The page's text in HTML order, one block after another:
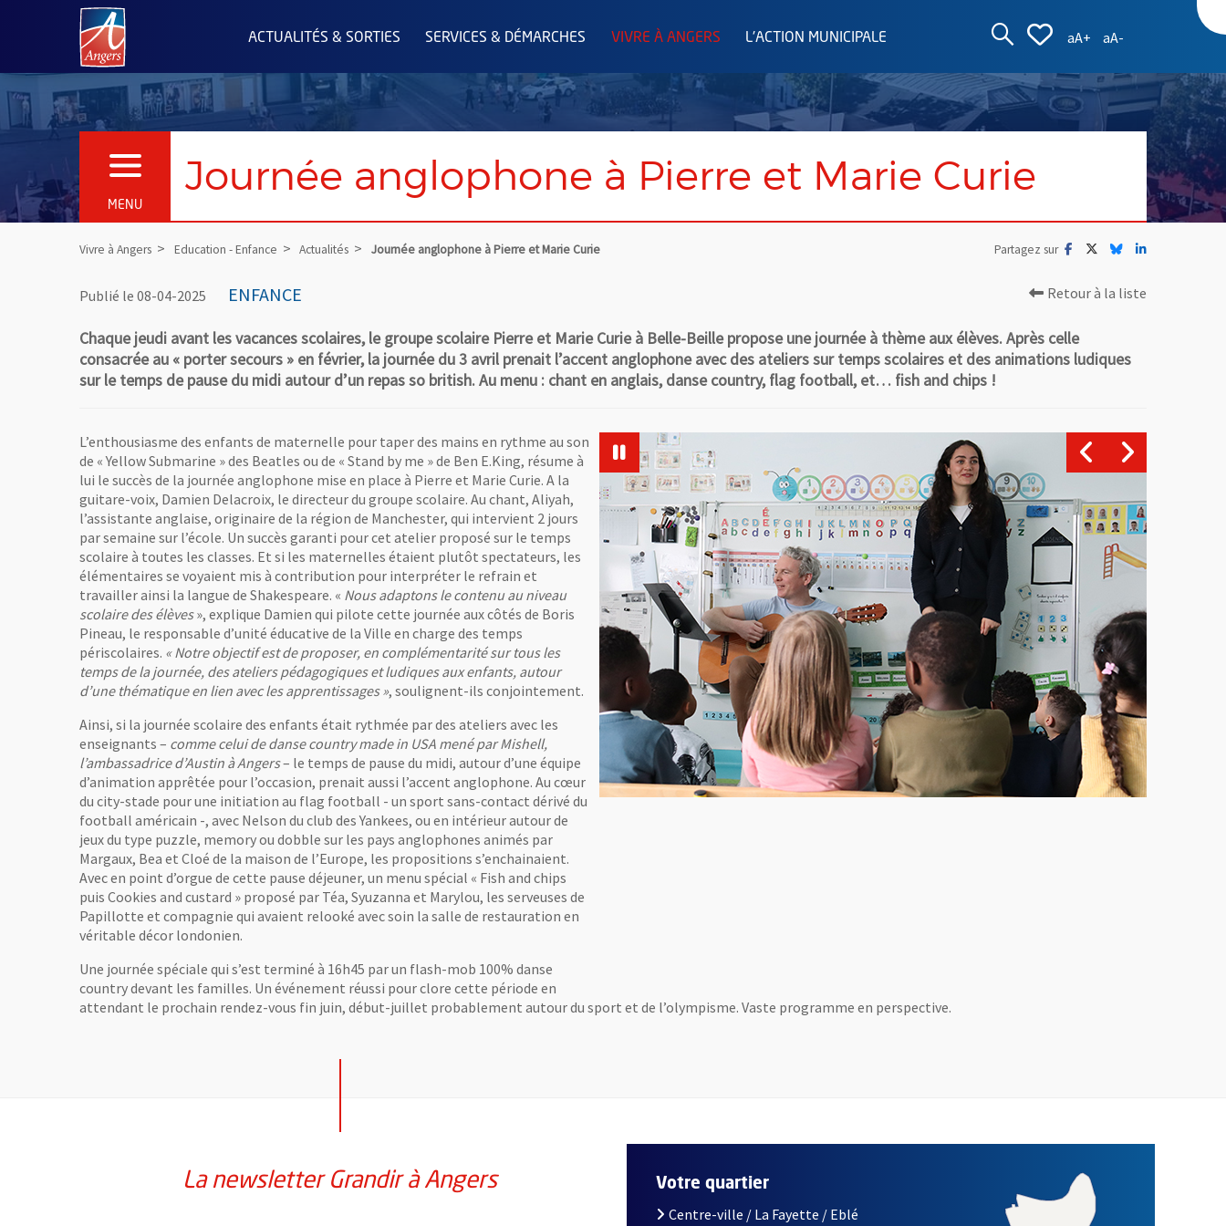
Angers.fr : Retour à l'accueil
ACTUALITÉS & SORTIES SERVICES & DÉMARCHES VIVRE À ANGERS L'ACTION MUNICIPALE AFFICHER LA
AFFICHER LA
aA+ Augmenter la taille
aA- Réduire la
MENU
OUVRIR LE MENU Journée anglophone à Pierre et Marie Curie
Vivre à Angers Education - Enfance Actualités Journée anglophone à Pierre et Marie Curie Partagez sur Facebook
, Ouvre une nouvelle fenêtre
Twitter
, Ouvre une nouvelle
Bluesky
, Ouvre une
LinkedIn
, Ouvre une
Publié le 08-04-2025 ENFANCE Retour à la liste
Chaque jeudi avant les vacances scolaires, le groupe scolaire Pierre et Marie Curie à Belle-Beille propose une journée à thème aux élèves. Après celle
consacrée au « porter secours » en février, la journée du 3 avril prenait l’accent anglophone avec des ateliers sur temps scolaires et des animations ludiques
sur le temps de pause du midi autour d’un repas so british. Au menu : chant en anglais, danse country, flag football, et… fish and chips !
L’enthousiasme des enfants de maternelle pour taper des mains en rythme au son
de « Yellow Submarine » des Beatles ou de « Stand by me » de Ben E.King, résume à
lui le succès de la journée anglophone mise en place à Pierre et Marie Curie. A la
guitare-voix, Damien Delacroix, le directeur du groupe scolaire. Au chant, Aliyah,
l’assistante anglaise, originaire de la région de Manchester, qui intervient 2 jours
par semaine sur l’école. Un succès garanti pour cet atelier proposé sur le temps
scolaire à toutes les classes. Et si les maternelles étaient plutôt spectateurs, les
élémentaires se voyaient mis à contribution pour interpréter le refrain et
travailler ainsi la langue de Shakespeare. « Nous adaptons le contenu au niveau
scolaire des élèves», explique Damien qui pilote cette journée aux côtés de Boris
Pineau, le responsable d’unité éducative de la Ville en charge des temps
périscolaires. « Notre objectif est de proposer, en complémentarité sur tous les
temps de la journée, des ateliers pédagogiques et ludiques aux enfants, autour
d’une thématique en lien avec les apprentissages », soulignent-ils conjointement.
Ainsi, si la journée scolaire des enfants était rythmée par des ateliers avec les
enseignants – comme celui de danse country made in USA mené par Mishell,
l’ambassadrice d’Austin à Angers– le temps de pause du midi, autour d’une équipe
d’animation apprêtée pour l’occasion, prenait aussi l’accent anglophone. Au cœur
du city-stade pour une initiation au flag football - un sport sans-contact dérivé du
football américain -, avec Nelson du club des Yankees, ou en intérieur autour de
jeux du type puzzle, memory ou dobble sur les pays anglophones animés par
Margaux, Bea et Cloé de la maison de l’Europe, les propositions s’enchainaient.
Avec en point d’orgue de cette pause déjeuner, un menu spécial « Fish and chips
puis Cookies and custard » proposé par Téa, Syuzanna et Marylou, les serveuses de
Papillotte et compagnie qui avaient relooké avec soin la salle de restauration en
véritable décor londonien.
Une journée spéciale qui s’est terminé à 16h45 par un flash-mob 100% danse
country devant les familles. Un événement réussi pour clore cette période en
attendant le prochain rendez-vous fin juin, début-juillet probablement autour du sport et de l’olympisme. Vaste programme en perspective.
La newsletter Grandir à Angers Votre quartier
Centre-ville / La Fayette / Eblé